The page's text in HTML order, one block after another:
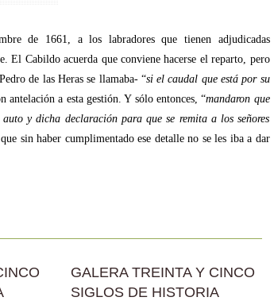
de 1661, a los labradores que tienen adjudicadas
El Cabildo acuerda que conviene hacerse el reparto, pero
de las Heras se llamaba- “si el caudal que está por su
antelación a esta gestión. Y sólo entonces, “mandaron que
y dicha declaración para que se remita a los señores
sin haber cumplimentado ese detalle no se les iba a dar
GALERA TREINTA Y CINCO
SIGLOS DE HISTORIA